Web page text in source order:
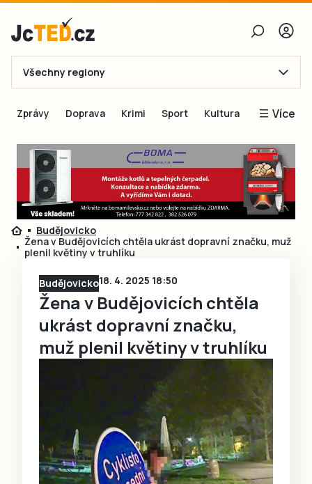
E-mail
Obnovit heslo
Přihlásit se
Přihlásit se přes Facebook
Ještě nemám účet, chci se
Všechny regiony
Zprávy Doprava Krimi Sport Kultura Více
Blogy
Inspirace
Čtenáři píší
Speciální přílohy
Budějovicko
Žena v Budějovicích chtěla ukrást dopravní značku, muž
plenil květiny v truhlíku
Budějovicko18. 4. 2025 18:50
Žena v Budějovicích chtěla
ukrást dopravní značku,
muž plenil květiny v truhlíku